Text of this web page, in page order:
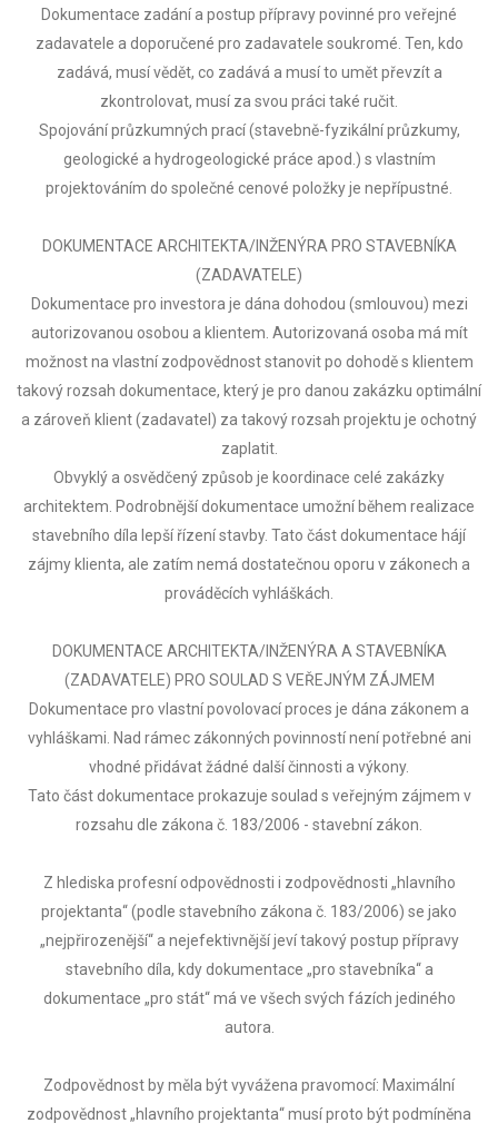
Dokumentace zadání a postup přípravy povinné pro veřejné
zadavatele a doporučené pro zadavatele soukromé. Ten, kdo
zadává, musí vědět, co zadává a musí to umět převzít a
zkontrolovat, musí za svou práci také ručit.
Spojování průzkumných prací (stavebně-fyzikální průzkumy,
geologické a hydrogeologické práce apod.) s vlastním
projektováním do společné cenové položky je nepřípustné.
DOKUMENTACE ARCHITEKTA/INŽENÝRA PRO STAVEBNÍKA
(ZADAVATELE)
Dokumentace pro investora je dána dohodou (smlouvou) mezi
autorizovanou osobou a klientem. Autorizovaná osoba má mít
možnost na vlastní zodpovědnost stanovit po dohodě s klientem
takový rozsah dokumentace, který je pro danou zakázku optimální
a zároveň klient (zadavatel) za takový rozsah projektu je ochotný
zaplatit.
Obvyklý a osvědčený způsob je koordinace celé zakázky
architektem. Podrobnější dokumentace umožní během realizace
stavebního díla lepší řízení stavby. Tato část dokumentace hájí
zájmy klienta, ale zatím nemá dostatečnou oporu v zákonech a
prováděcích vyhláškách.
DOKUMENTACE ARCHITEKTA/INŽENÝRA A STAVEBNÍKA
(ZADAVATELE) PRO SOULAD S VEŘEJNÝM ZÁJMEM
Dokumentace pro vlastní povolovací proces je dána zákonem a
vyhláškami. Nad rámec zákonných povinností není potřebné ani
vhodné přidávat žádné další činnosti a výkony.
Tato část dokumentace prokazuje soulad s veřejným zájmem v
rozsahu dle zákona č. 183/2006 - stavební zákon.
Z hlediska profesní odpovědnosti i zodpovědnosti „hlavního
projektanta“ (podle stavebního zákona č. 183/2006) se jako
„nejpřirozenější“ a nejefektivnější jeví takový postup přípravy
stavebního díla, kdy dokumentace „pro stavebníka“ a
dokumentace „pro stát“ má ve všech svých fázích jediného
autora.
Zodpovědnost by měla být vyvážena pravomocí: Maximální
zodpovědnost „hlavního projektanta“ musí proto být podmíněna